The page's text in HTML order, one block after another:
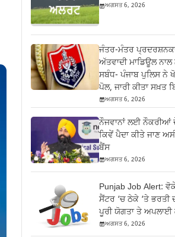
ਅਗਸਤ 6, 2026
ਜੰਤਰ-ਮੰਤਰ
ਅੱਤਵਾਦੀ ਮਾਡਿਊਲ
ਸਬੰਧ- ਪੰਜਾਬ ਪੁਲਿਸ ਨੇ
ਪੋਲ, ਜਾਰੀ ਕੀਤਾ ਸਖ਼ਤ
ਅਗਸਤ 6, 2026
ਨੌਜਵਾਨਾਂ ਲਈ
ਕਿਵੇਂ ਪੈਦਾ ਕੀਤੇ ਜਾਣ
ਬੈਂਸ
ਅਗਸਤ 6, 2026
Punjab Job Alert:
ਸੈਂਟਰ ‘ਚ ਠੇਕੇ ‘ਤੇ ਭਰਤੀ
ਪੂਰੀ ਯੋਗਤਾ ਤੇ ਅਪਲਾਈ
ਅਗਸਤ 6, 2026